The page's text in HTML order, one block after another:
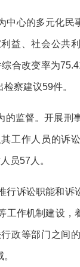
中心的多元化
益、社会公共
合改变率为
察建议59件。
的监督。开展刑
工作人员的诉
员57人。
行诉讼职能和
工作机制建设
政等部门之间